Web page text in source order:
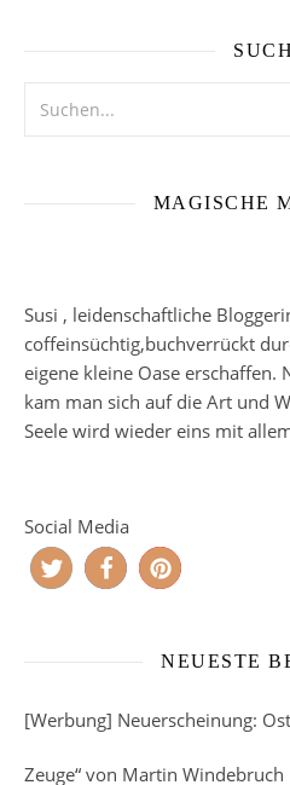
MAGISCHE
Susi , leidenschaftliche
coffeinsüchtig,buchverrückt
eigene kleine Oase erschaffen.
kam man sich auf die Art und
Seele wird wieder eins mit
Social Media
NEUESTE
[Werbung] Neuerscheinung:
Zeuge“ von Martin Windebruch